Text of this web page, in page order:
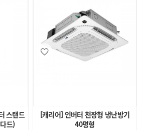
스탠드
드)
[캐리어] 인버터 천장형 냉난방기
40평형